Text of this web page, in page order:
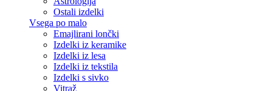
Ostali izdelki
Vsega po malo
Emajlirani lončki
Izdelki iz keramike
Izdelki iz lesa
Izdelki iz tekstila
Izdelki s sivko
Vitraž